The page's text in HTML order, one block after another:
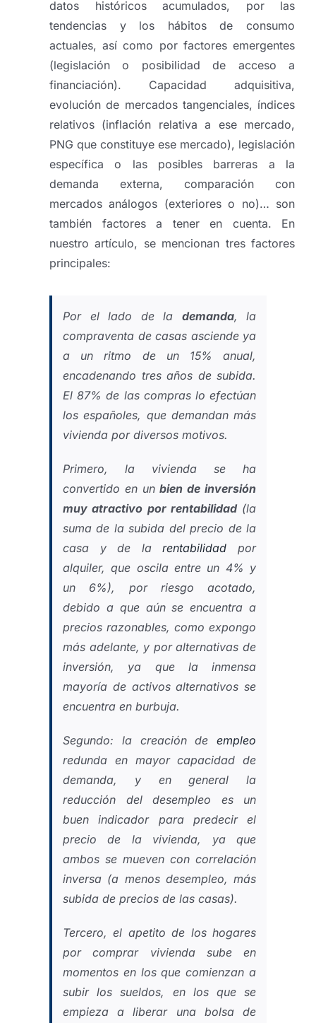
datos históricos acumulados, por las
tendencias y los hábitos de consumo
actuales, así como por factores emergentes
(legislación o posibilidad de acceso a
financiación). Capacidad adquisitiva,
evolución de mercados tangenciales, índices
relativos (inflación relativa a ese mercado,
PNG que constituye ese mercado), legislación
específica o las posibles barreras a la
demanda externa, comparación con
mercados análogos (exteriores o no)… son
también factores a tener en cuenta. En
nuestro artículo, se mencionan tres factores
principales:
Por el lado de la demanda, la
compraventa de casas asciende ya
a un ritmo de un 15% anual,
encadenando tres años de subida.
El 87% de las compras lo efectúan
los españoles, que demandan más
vivienda por diversos motivos.
Primero, la vivienda se ha
convertido en unbien de inversión
muy atractivo por rentabilidad(la
suma de la subida del precio de la
casa y de larentabilidad por
alquiler, que oscila entre un 4% y
un 6%), por riesgo acotado,
debido a que aún se encuentra a
precios razonables, como expongo
más adelante, y por alternativas de
inversión, ya que la inmensa
mayoría de activos alternativos se
encuentra en burbuja.
Segundo: la creación de empleo
redunda en mayor capacidad de
demanda, y en general la
reducción del desempleo es un
buen indicador para predecir el
precio de la vivienda, ya que
ambos se mueven con correlación
inversa (a menos desempleo, más
subida de precios de las casas).
Tercero, el apetito de los hogares
por comprar vivienda sube en
momentos en los que comienzan a
subir los sueldos, en los que se
empieza a liberar una bolsa de